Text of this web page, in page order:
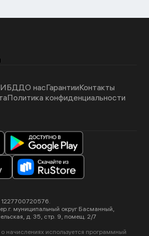
О насГарантииКонтакты
Политика конфиденциальности
муниципальный округ Басманный,
д. 35, стр. 9, помещ. 2/7
начислениях используется программный